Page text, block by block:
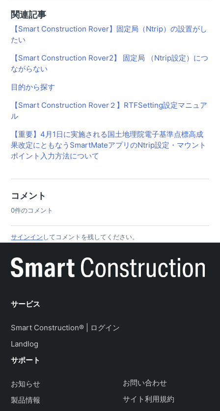
関連記事
【Smart Construction Rover】固定局（Ntrip）の設置がし
たい
【Smart Construction Rover2】 固定局 （Ntrip設定）につ
ながらない
目的から探す
【Smart Construction Rover２】RTFSetting設定マニュア
ル
【重要】4月1日に実施される国土地理院電子基準点標⾼成
果改定にともなうSmartMateアプリのNtrip設定・マウント
ポイント入力方法について
コメント
0件のコメント
サインインしてコメントを残してください。
サービス
Smart Construction® | ログイン
Landlog
サポート
お知らせ
製品情報
お問い合わせ
サイト利用規約